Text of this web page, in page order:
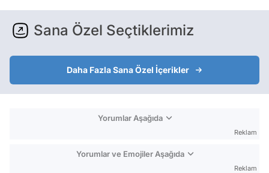
Sana Özel Seçtiklerimiz
Daha Fazla Sana Özel İçerikler
Yorumlar Aşağıda
Reklam
Yorumlar ve Emojiler Aşağıda
Reklam